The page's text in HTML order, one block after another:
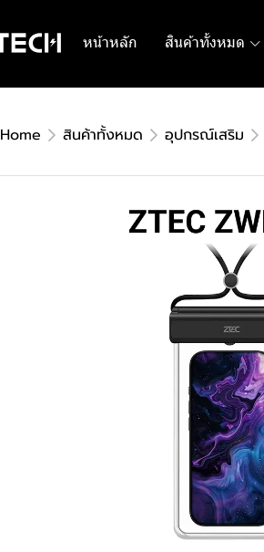
หน้าหลัก สินค้าทั้งหมด
Home สินค้าทั้งหมด อุปกรณ์เสริม